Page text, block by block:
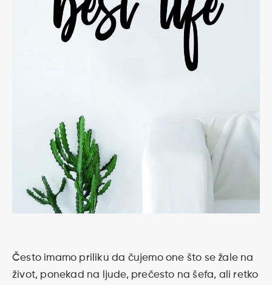
Često imamo priliku da čujemo one što se žale na
život, ponekad na ljude, prečesto na šefa, ali retko